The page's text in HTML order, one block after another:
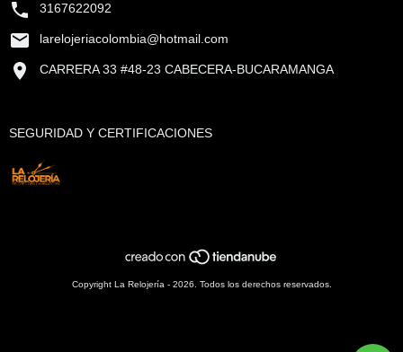
3167622092
larelojeriacolombia@hotmail.com
CARRERA 33 #48-23 CABECERA-BUCARAMANGA
SEGURIDAD Y CERTIFICACIONES
Copyright La Relojería - 2026. Todos los derechos reservados.